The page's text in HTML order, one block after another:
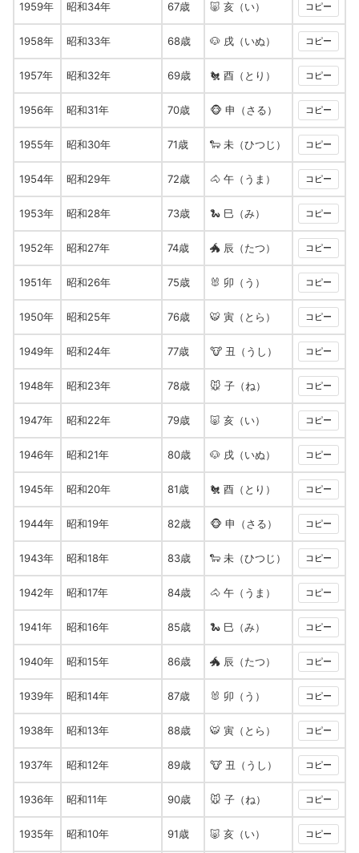
1959年 昭和34年 67歳 🐷 亥（い） コピー
1958年 昭和33年 68歳 🐶 戌（いぬ） コピー
1957年 昭和32年 69歳 🐔 酉（とり） コピー
1956年 昭和31年 70歳 🐵 申（さる） コピー
1955年 昭和30年 71歳 🐑 未（ひつじ） コピー
1954年 昭和29年 72歳 🐴 午（うま） コピー
1953年 昭和28年 73歳 🐍 巳（み） コピー
1952年 昭和27年 74歳 🐲 辰（たつ） コピー
1951年 昭和26年 75歳 🐰 卯（う） コピー
1950年 昭和25年 76歳 🐯 寅（とら） コピー
1949年 昭和24年 77歳 🐮 丑（うし） コピー
1948年 昭和23年 78歳 🐭 子（ね） コピー
1947年 昭和22年 79歳 🐷 亥（い） コピー
1946年 昭和21年 80歳 🐶 戌（いぬ） コピー
1945年 昭和20年 81歳 🐔 酉（とり） コピー
1944年 昭和19年 82歳 🐵 申（さる） コピー
1943年 昭和18年 83歳 🐑 未（ひつじ） コピー
1942年 昭和17年 84歳 🐴 午（うま） コピー
1941年 昭和16年 85歳 🐍 巳（み） コピー
1940年 昭和15年 86歳 🐲 辰（たつ） コピー
1939年 昭和14年 87歳 🐰 卯（う） コピー
1938年 昭和13年 88歳 🐯 寅（とら） コピー
1937年 昭和12年 89歳 🐮 丑（うし） コピー
1936年 昭和11年 90歳 🐭 子（ね） コピー
1935年 昭和10年 91歳 🐷 亥（い） コピー